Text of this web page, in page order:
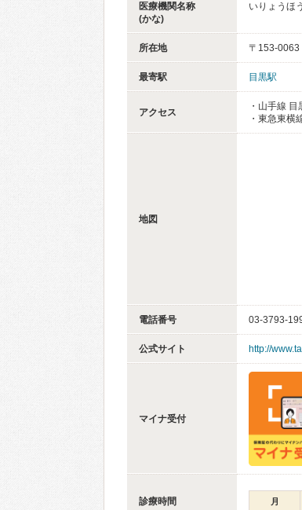
医療機関名称
(かな)
いりょうほ
所在地 〒153-
最寄駅 目黒駅
アクセス
・山手線
・東急東横
地図
電話番号 03-3793-
公式サイト http://
マイナ受付
診療時間 月